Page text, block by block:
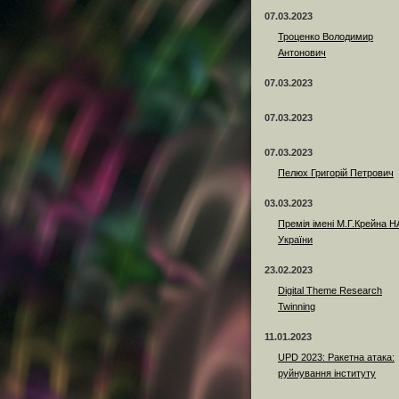
07.03.2023
Троценко Володимир
Антонович
07.03.2023
07.03.2023
07.03.2023
Пелюх Григорій Петрович
03.03.2023
Премія імені М.Г.Крейна
України
23.02.2023
Digital Theme Research
Twinning
11.01.2023
UPD 2023: Ракетна атака:
руйнування інституту